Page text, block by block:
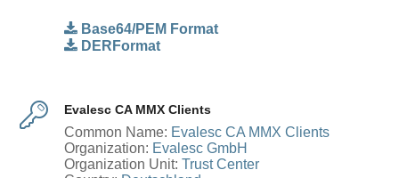
Base64/PEM Format
DERFormat
Evalesc CA MMX Clients
Common Name: Evalesc CA MMX Clients
Organization: Evalesc GmbH
Organization Unit:Trust Center